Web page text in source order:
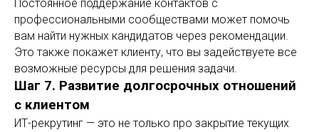
Постоянное поддержание контактов с
профессиональными сообществами может помочь
вам найти нужных кандидатов через рекомендации.
Это также покажет клиенту, что вы задействуете все
возможные ресурсы для решения задачи.
Шаг 7. Развитие долгосрочных отношений
с клиентом
ИТ-рекрутинг — это не только про закрытие текущих